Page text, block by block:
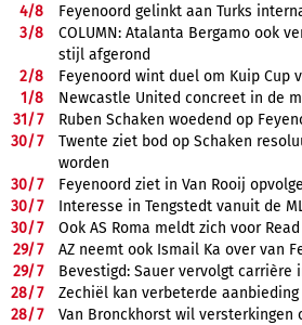
4/8
Feyenoord gelinkt aan Turks
3/8
COLUMN: Atalanta Bergamo ook
stijl afgerond
2/8
Feyenoord wint duel om Kuip Cup
1/8
Newcastle United concreet in de
31/7
Ruben Schaken woedend op
30/7
Twente ziet bod op Schaken
worden
30/7
Feyenoord ziet in Van Rooij
30/7
Interesse in Tengstedt vanuit de
30/7
Ook AS Roma meldt zich voor Read
29/7
AZ neemt ook Ismail Ka over van
29/7
Bevestigd: Sauer vervolgt carrière
28/7
Zechiël kan verbeterde
28/7
Van Bronckhorst wil versterkingen